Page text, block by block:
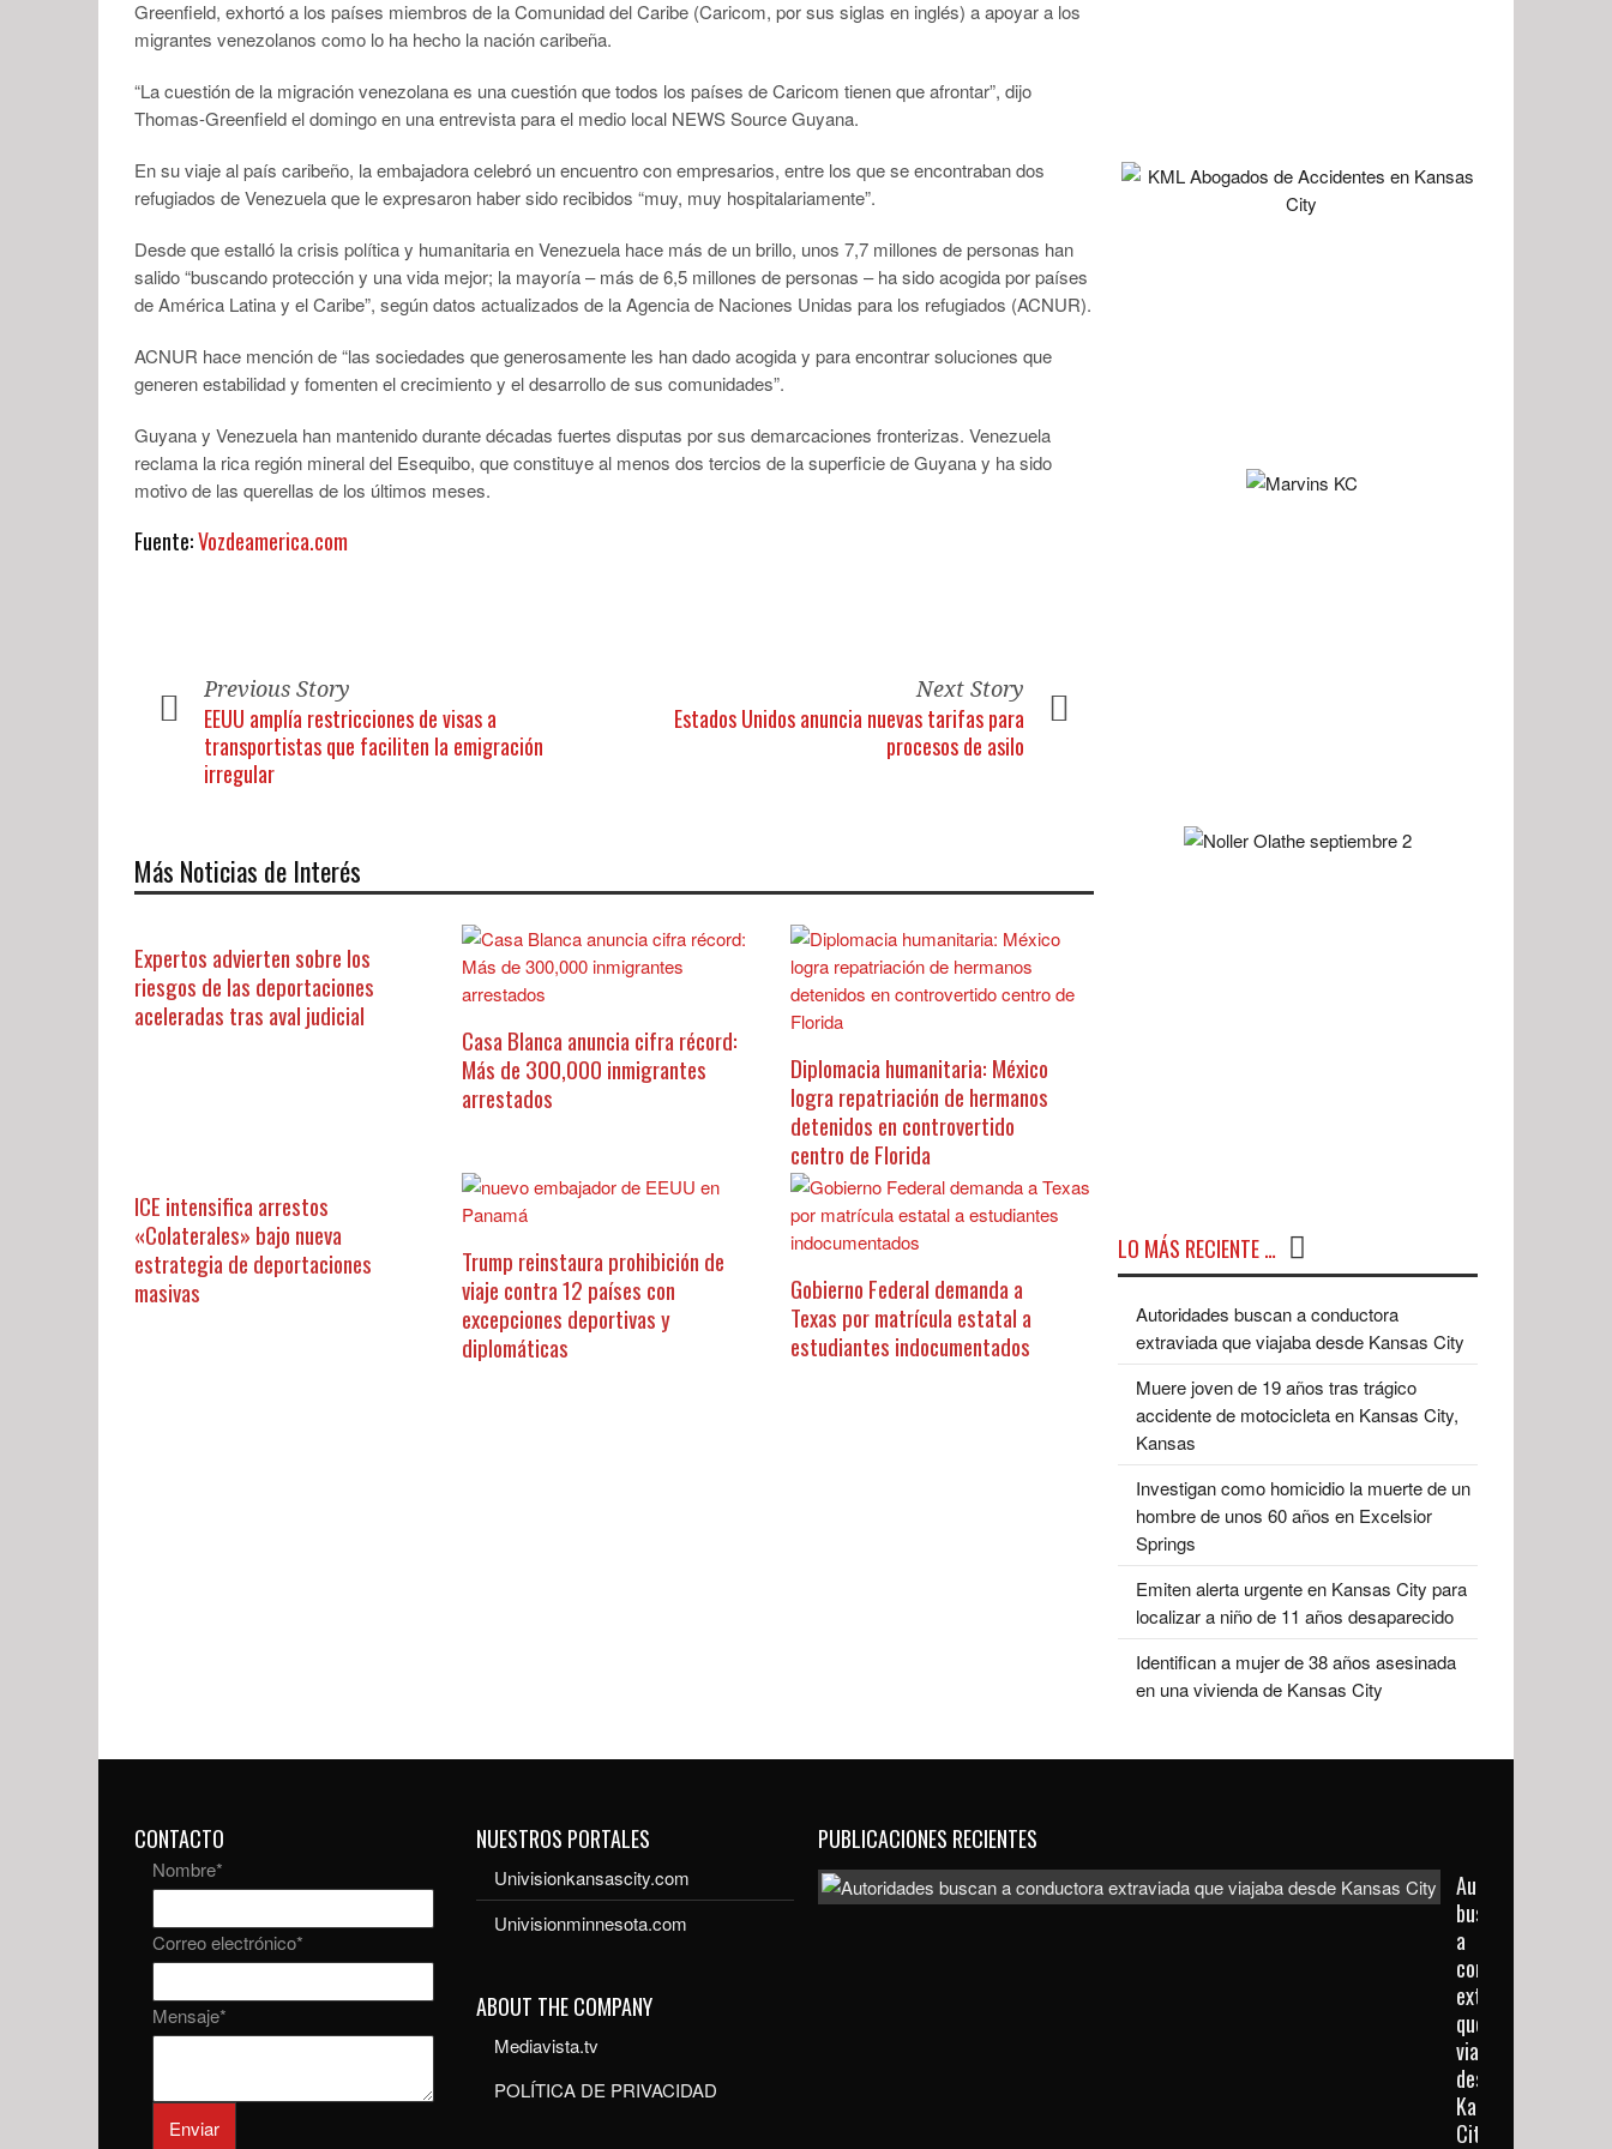
Greenfield, exhortó a los países miembros de la Comunidad del Caribe (Caricom, por sus siglas en inglés) a apoyar a los
migrantes venezolanos como lo ha hecho la nación caribeña.
“La cuestión de la migración venezolana es una cuestión que todos los países de Caricom tienen que afrontar”, dijo
Thomas-Greenfield el domingo en una entrevista para el medio local NEWS Source Guyana.
En su viaje al país caribeño, la embajadora celebró un encuentro con empresarios, entre los que se encontraban dos
refugiados de Venezuela que le expresaron haber sido recibidos “muy, muy hospitalariamente”.
Desde que estalló la crisis política y humanitaria en Venezuela hace más de un brillo, unos 7,7 millones de personas han
salido “buscando protección y una vida mejor; la mayoría – más de 6,5 millones de personas – ha sido acogida por países
de América Latina y el Caribe”, según datos actualizados de la Agencia de Naciones Unidas para los refugiados (ACNUR).
ACNUR hace mención de “las sociedades que generosamente les han dado acogida y para encontrar soluciones que
generen estabilidad y fomenten el crecimiento y el desarrollo de sus comunidades”.
Guyana y Venezuela han mantenido durante décadas fuertes disputas por sus demarcaciones fronterizas. Venezuela
reclama la rica región mineral del Esequibo, que constituye al menos dos tercios de la superficie de Guyana y ha sido
motivo de las querellas de los últimos meses.
Fuente:Vozdeamerica.com
Previous Story
EEUU amplía restricciones de visas a
transportistas que faciliten la emigración
irregular
Next Story
Estados Unidos anuncia nuevas tarifas para
procesos de asilo
Más Noticias de Interés
Expertos advierten sobre los
riesgos de las deportaciones
aceleradas tras aval judicial
Casa Blanca anuncia cifra récord:
Más de 300,000 inmigrantes
arrestados
Diplomacia humanitaria: México
logra repatriación de hermanos
detenidos en controvertido
centro de Florida
ICE intensifica arrestos
«Colaterales» bajo nueva
estrategia de deportaciones
masivas
Trump reinstaura prohibición de
viaje contra 12 países con
excepciones deportivas y
diplomáticas
Gobierno Federal demanda a
Texas por matrícula estatal a
estudiantes indocumentados
LO MÁS RECIENTE …
Autoridades buscan a conductora
extraviada que viajaba desde Kansas City
Muere joven de 19 años tras trágico
accidente de motocicleta en Kansas City,
Kansas
Investigan como homicidio la muerte de un
hombre de unos 60 años en Excelsior
Springs
Emiten alerta urgente en Kansas City para
localizar a niño de 11 años desaparecido
Identifican a mujer de 38 años asesinada
en una vivienda de Kansas City
CONTACTO
Nombre*
Correo electrónico*
Mensaje*
Enviar
NUESTROS PORTALES
Univisionkansascity.com
Univisionminnesota.com
ABOUT THE COMPANY
Mediavista.tv
POLÍTICA DE PRIVACIDAD
PUBLICACIONES RECIENTES
Autoridades
buscan
a
conductora
extraviada
que
viajaba
desde
Kansas
City